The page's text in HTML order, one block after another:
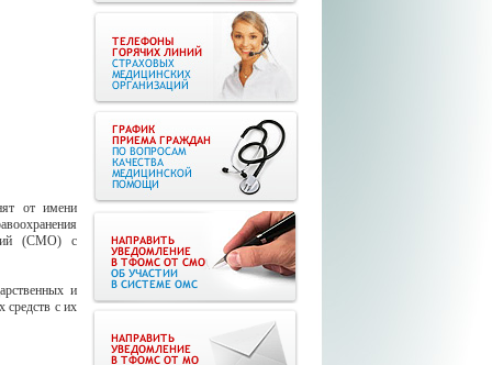
от имени
(СМО) с
и
средств с их